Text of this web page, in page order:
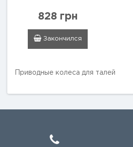
828 грн
Закончился
Приводные колеса для талей